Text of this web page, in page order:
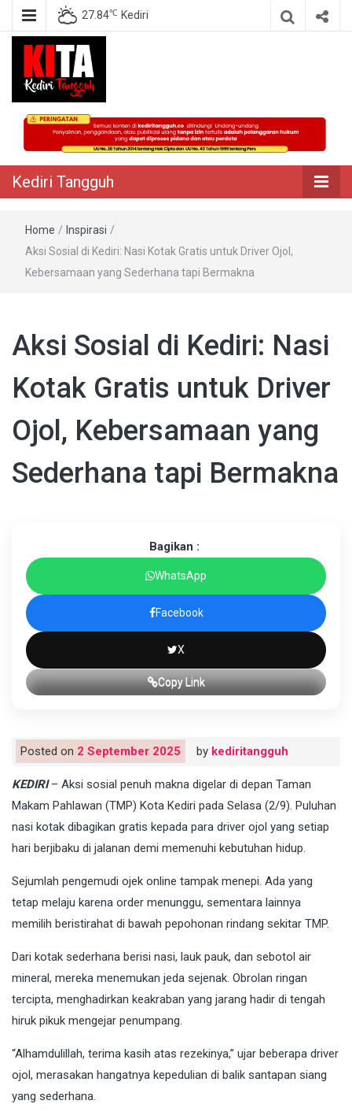
27.84℃ Kediri
Kediri Tangguh
Berita Akurat Terpercaya
Kediri Tangguh
Home / Inspirasi /
Aksi Sosial di Kediri: Nasi Kotak Gratis untuk Driver Ojol,
Kebersamaan yang Sederhana tapi Bermakna
Aksi Sosial di Kediri: Nasi
Kotak Gratis untuk Driver
Ojol, Kebersamaan yang
Sederhana tapi Bermakna
Bagikan :
WhatsApp
Facebook
X
Copy Link
Posted on 2 September 2025 by kediritangguh
KEDIRI– Aksi sosial penuh makna digelar di depan Taman
Makam Pahlawan (TMP) Kota Kediri pada Selasa (2/9). Puluhan
nasi kotak dibagikan gratis kepada para driver ojol yang setiap
hari berjibaku di jalanan demi memenuhi kebutuhan hidup.
Sejumlah pengemudi ojek online tampak menepi. Ada yang
tetap melaju karena order menunggu, sementara lainnya
memilih beristirahat di bawah pepohonan rindang sekitar TMP.
Dari kotak sederhana berisi nasi, lauk pauk, dan sebotol air
mineral, mereka menemukan jeda sejenak. Obrolan ringan
tercipta, menghadirkan keakraban yang jarang hadir di tengah
hiruk pikuk mengejar penumpang.
“Alhamdulillah, terima kasih atas rezekinya,” ujar beberapa driver
ojol, merasakan hangatnya kepedulian di balik santapan siang
yang sederhana.